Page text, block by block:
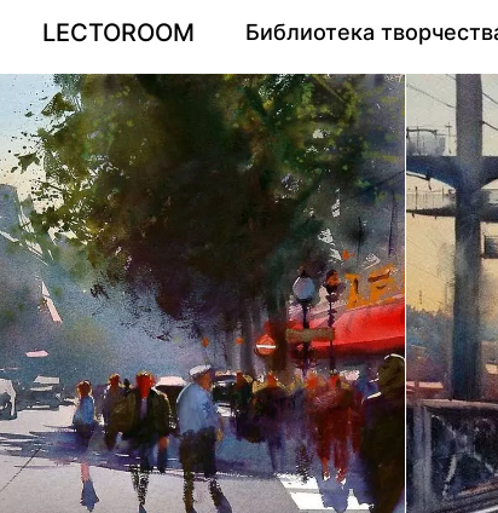
LECTOROOM Библиотека